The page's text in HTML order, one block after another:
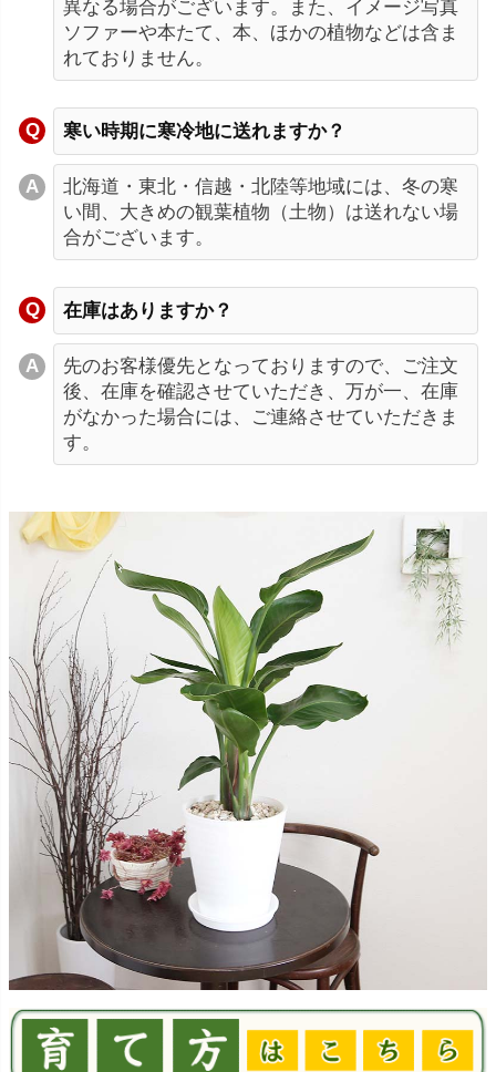
異なる場合がございます。また、イメージ写真
ソファーや本たて、本、ほかの植物などは含ま
れておりません。
寒い時期に寒冷地に送れますか？
北海道・東北・信越・北陸等地域には、冬の寒
い間、大きめの観葉植物（土物）は送れない場
合がございます。
在庫はありますか？
先のお客様優先となっておりますので、ご注文
後、在庫を確認させていただき、万が一、在庫
がなかった場合には、ご連絡させていただきま
す。